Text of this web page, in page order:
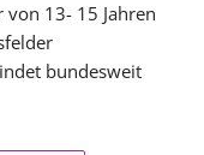
von 13- 15 Jahren
bundesweit